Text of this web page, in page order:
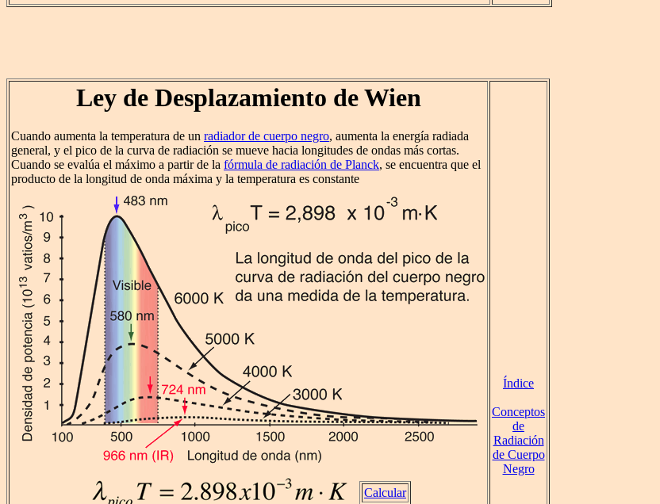
Ley de Desplazamiento de Wien
Cuando aumenta la temperatura de un radiador de cuerpo negro, aumenta la energía radiada
general, y el pico de la curva de radiación se mueve hacia longitudes de ondas más cortas.
Cuando se evalúa el máximo a partir de la fórmula de radiación de Planck, se encuentra que el
producto de la longitud de onda máxima y la temperatura es constante
Calcular
Índice
Conceptos
de
Radiación
de Cuerpo
Negro